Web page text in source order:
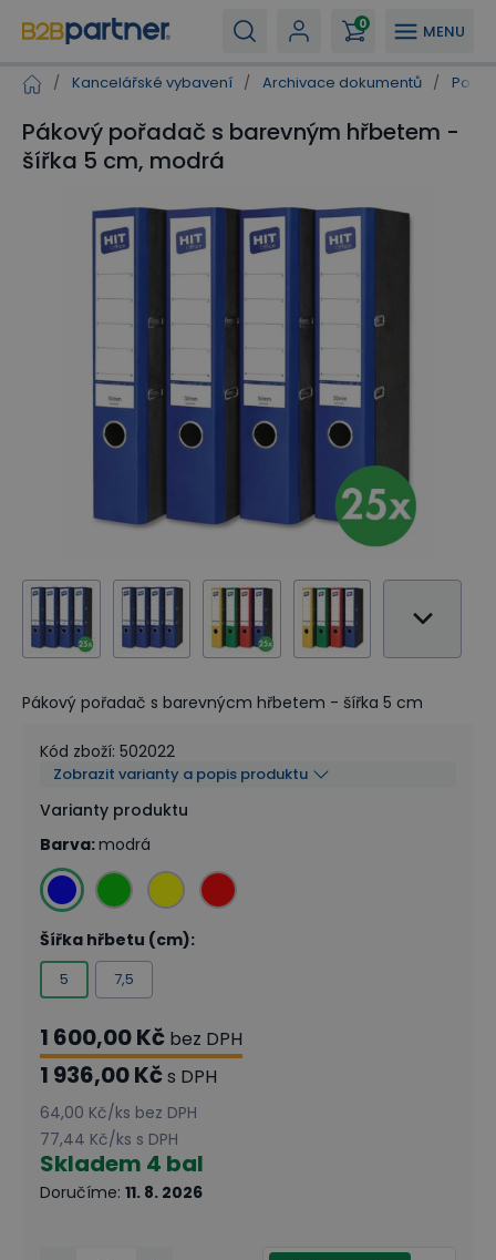
MENU
0
/ Kancelářské vybavení / Archivace dokumentů /
Pákový pořadač s barevným hřbetem -
šířka 5 cm, modrá
Pákový pořadač s barevnýcm hřbetem - šířka 5 cm
Kód zboží: 502022
Zobrazit varianty a popis produktu
Varianty produktu
Barva:modrá
Šířka hřbetu (cm):
5 7,5
1 600,00 Kč bez DPH
1 936,00 Kčs DPH
64,00 Kč/ks bez DPH
77,44 Kč/ks s DPH
Skladem 4 bal
Doručíme: 11. 8. 2026